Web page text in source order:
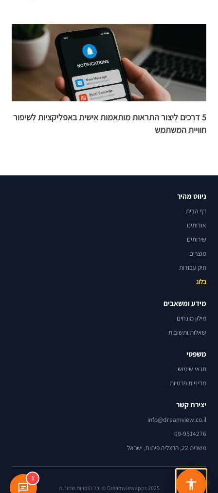
5 דרכים ליצור התראות מותאמות אישית באפליקציות לשיפור
חוויית המשתמש
ניווט מהיר
דף הבית
אודותינו
שירותים
מוצרים
תיק עבודות
בלוג
מידע ומשאבים
מילון מונחים
שאלות ותשובות
משפטי
תנאי שימוש
מדיניות פרטיות
יצירת קשר
info@dreamview.co.il
09-9514276
משכית 22, הרצליה פיתוח, ישראל
Dreamviewapps 2025 © .כל הזכויות שמורות
1